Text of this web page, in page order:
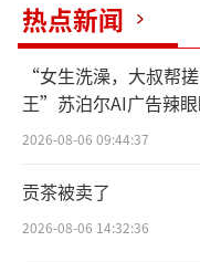
未出现新发
据光明网报
萍1月12日表示，
病交替或叠加流
未出现新发传染
不会高于上一年流
热点新闻
“女生洗澡，大叔帮
王”苏泊尔AI广告辣
2026-08-06 09:44:37
贡茶被卖了
2026-08-06 14:32:36